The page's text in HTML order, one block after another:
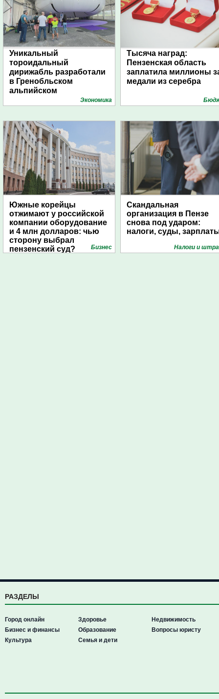
Уникальный
тороидальный
дирижабль разработали
в Гренобльском
альпийском
Экономика
Тысяча наград:
Пензенская область
заплатила миллионы
медали из серебра
Южные корейцы
отжимают у российской
компании оборудование
и 4 млн долларов: чью
сторону выбрал
пензенский суд?
Бизнес
Скандальная
организация в Пензе
снова под ударом:
налоги, суды,
Налоги и
РАЗДЕЛЫ
Город онлайн
Бизнес и финансы
Культура
Здоровье
Образование
Семья и дети
Недвижимость
Вопросы юристу